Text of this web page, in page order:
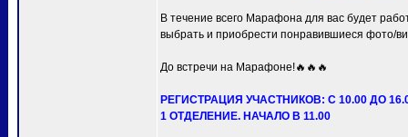
В течение всего Марафона для вас будет
выбрать и приобрести понравившиеся фото/
До встречи на Марафоне!🔥🔥🔥
РЕГИСТРАЦИЯ УЧАСТНИКОВ: С 10.00 ДО
1 ОТДЕЛЕНИЕ. НАЧАЛО В 11.00